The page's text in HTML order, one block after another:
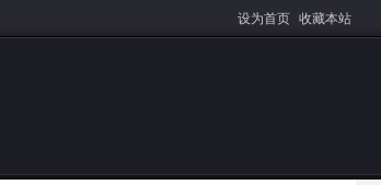
设为首页 收藏本站